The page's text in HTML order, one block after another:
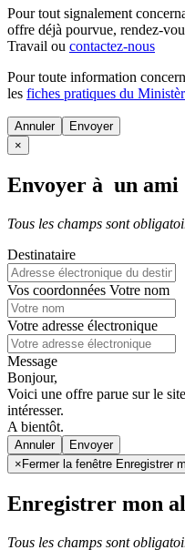
Pour tout signalement
offre déjà pourvue, rendez-
Travail ou contactez-nous
Pour toute information
les fiches pratiques du
Annuler
×
Envoyer à un ami
Tous les champs sont
Destinataire
Vos coordonnées Votre nom
Votre adresse électronique
Message
Bonjour,
Voici une offre parue sur le
intéresser.
A bientôt.
Annuler
× Fermer la fenêtre Enregistrer
Enregistrer mon
Tous les champs sont